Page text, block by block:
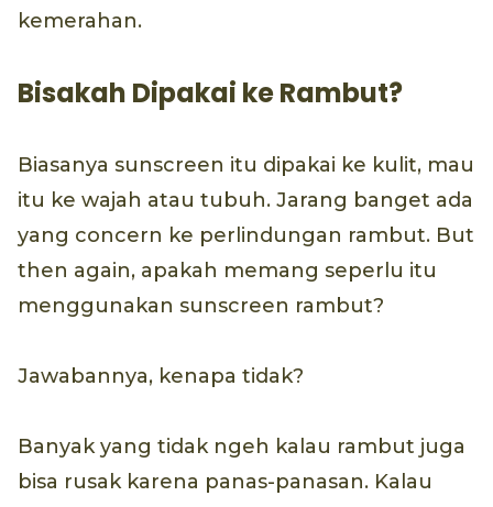
kemerahan.
Bisakah Dipakai ke Rambut?
Biasanya sunscreen itu dipakai ke kulit, mau
itu ke wajah atau tubuh. Jarang banget ada
yang concern ke perlindungan rambut. But
then again, apakah memang seperlu itu
menggunakan sunscreen rambut?
Jawabannya, kenapa tidak?
Banyak yang tidak ngeh kalau rambut juga
bisa rusak karena panas-panasan. Kalau